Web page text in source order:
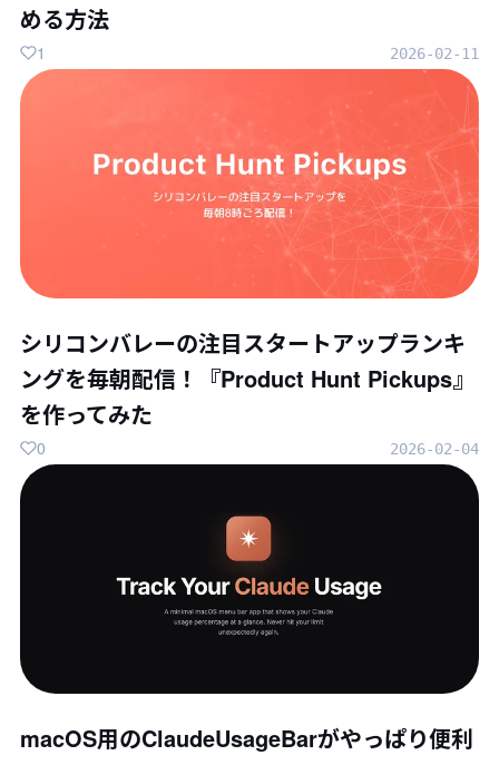
める方法
2026-02-11
1
シリコンバレーの注目スタートアップランキ
ングを毎朝配信！『Product Hunt Pickups』
を作ってみた
2026-02-04
0
macOS用のClaudeUsageBarがやっぱり便利